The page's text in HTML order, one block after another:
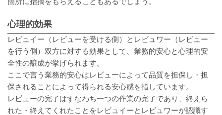
心理的効果
レビュイー（レビューを受ける側）とレビュワー（レビュー
を行う側）双方に対する効果として、業務的安心と心理的安
全性の醸成が挙げられます。
ここで言う業務的安心はレビューによって品質を担保し・担
保されることによって得られる安心感を指しています。
レビューの完了はすなわち一つの作業の完了であり、終えら
れた・終えてくれたことをレビュイーとレビュワーが認識す